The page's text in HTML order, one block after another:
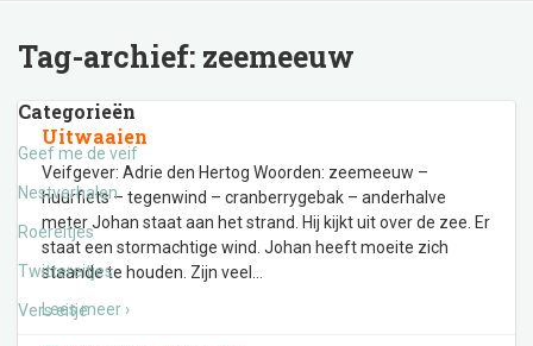
Tag-archief: zeemeeuw
Categorieën
Geef me de veif
Nestverhalen
Roereitjes
Twittereitjes
Vers eitje
Uitwaaien
Veifgever: Adrie den Hertog Woorden: zeemeeuw –
huurfiets – tegenwind – cranberrygebak – anderhalve
meter Johan staat aan het strand. Hij kijkt uit over de zee. Er
staat een stormachtige wind. Johan heeft moeite zich
staande te houden. Zijn veel
Lees meer ›